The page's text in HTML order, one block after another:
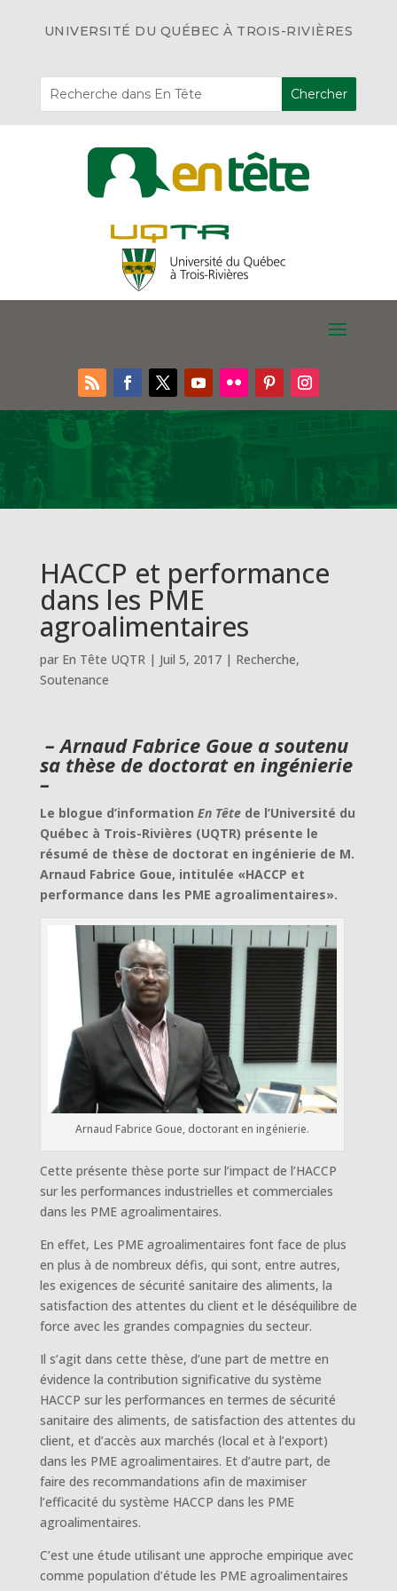
UNIVERSITÉ DU QUÉBEC À TROIS-RIVIÈRES
HACCP et performance
dans les PME
agroalimentaires
par En Tête UQTR| Juil 5, 2017| Recherche,
Soutenance
– Arnaud Fabrice Goue a soutenu
sa thèse de doctorat en ingénierie
–
Le blogue d’information En Têtede l’Université du
Québec à Trois-Rivières (UQTR) présente le
résumé de thèse de doctorat en ingénierie de M.
Arnaud Fabrice Goue, intitulée «HACCP et
performance dans les PME agroalimentaires».
Arnaud Fabrice Goue, doctorant en ingénierie.
Cette présente thèse porte sur l’impact de l’HACCP
sur les performances industrielles et commerciales
dans les PME agroalimentaires.
En effet, Les PME agroalimentaires font face de plus
en plus à de nombreux défis, qui sont, entre autres,
les exigences de sécurité sanitaire des aliments, la
satisfaction des attentes du client et le déséquilibre de
force avec les grandes compagnies du secteur.
Il s’agit dans cette thèse, d’une part de mettre en
évidence la contribution significative du système
HACCP sur les performances en termes de sécurité
sanitaire des aliments, de satisfaction des attentes du
client, et d’accès aux marchés (local et à l’export)
dans les PME agroalimentaires. Et d’autre part, de
faire des recommandations afin de maximiser
l’efficacité du système HACCP dans les PME
agroalimentaires.
C’est une étude utilisant une approche empirique avec
comme population d’étude les PME agroalimentaires